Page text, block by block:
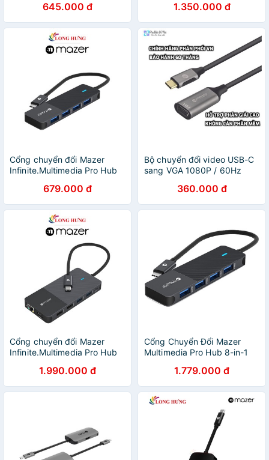
PHỐI VN, BẢO HÀNH 5
NĂM]
645.000 đ
PHỐI VN, BẢO HÀNH 12
THÁNG]
1.350.000 đ
Cổng chuyển đổi Mazer
Infinite.Multimedia Pro Hub
BK - Hàng Chính Hãng
679.000 đ
Bộ chuyển đổi video USB-C
sang VGA 1080P / 60Hz
PHỐI, BẢO HÀNH 60
THÁNG]
360.000 đ
Cổng chuyển đổi Mazer
Infinite.Multimedia Pro Hub
UC2MULTI7004 - Hàng
chính hãng
1.990.000 đ
Cổng Chuyển Đổi Mazer
Multimedia Pro Hub 8-in-1
1.779.000 đ